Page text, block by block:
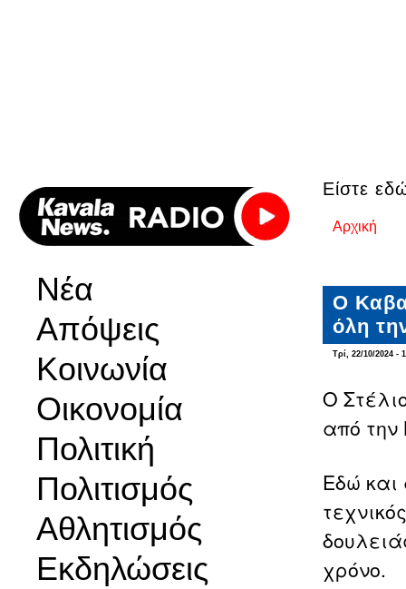
Νέα
Απόψεις
Κοινωνία
Οικονομία
Πολιτική
Πολιτισμός
Αθλητισμός
Εκδηλώσεις
Είστε
Αρχική
Ο
όλη
Τρί, 22/10/2024 -
Ο
από
Εδώ και
χρόνο.